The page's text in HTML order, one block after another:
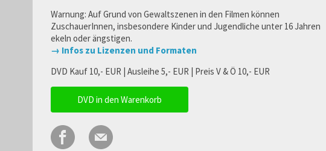
Warnung: Auf Grund von Gewaltszenen in den Filmen können
ZuschauerInnen, insbesondere Kinder und Jugendliche unter 16 Jahren
ekeln oder ängstigen.
→ Infos zu Lizenzen und Formaten
DVD Kauf 10,- EUR | Ausleihe 5,- EUR | Preis V & Ö 10,- EUR
DVD in den Warenkorb